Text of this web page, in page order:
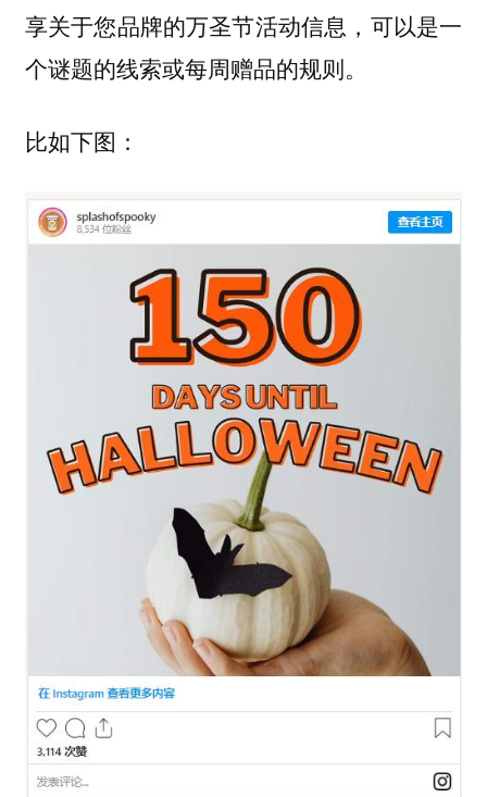
享关于您品牌的万圣节活动信息，可以是一
个谜题的线索或每周赠品的规则。
比如下图：